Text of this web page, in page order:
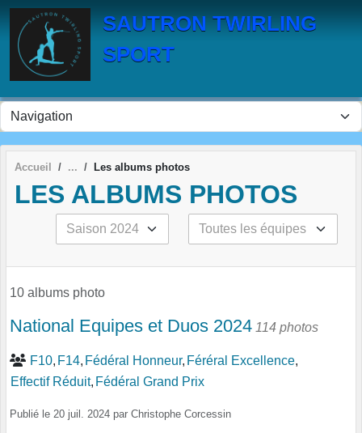
SAUTRON TWIRLING
SPORT
Accueil Les albums photos
LES ALBUMS PHOTOS
10 albums photo
National Equipes et Duos 2024 114 photos
F10 F14 Fédéral Honneur Féréral Excellence
Effectif Réduit Fédéral Grand Prix
Publié le 20 juil. 2024 par Christophe Corcessin
Panneau de gestion des cookies